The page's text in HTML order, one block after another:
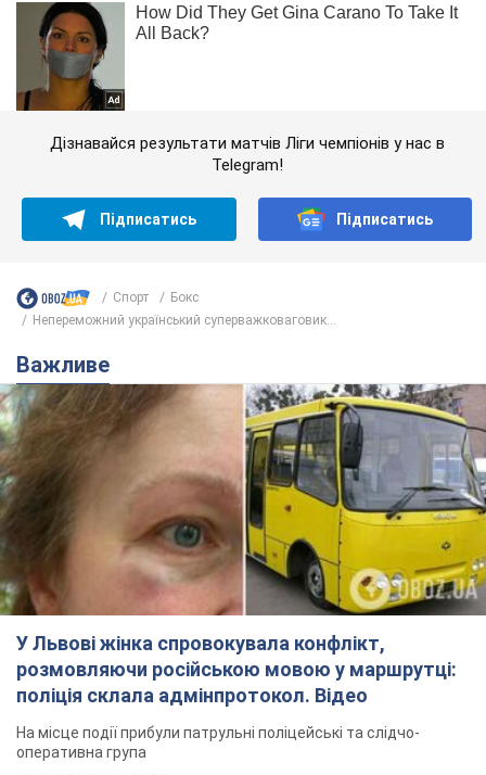
Дізнавайся результати матчів Ліги чемпіонів у нас в
Telegram!
Підписатись Підписатись
Спорт
Бокс
Непереможний український суперважковаговик...
Важливе
У Львові жінка спровокувала конфлікт,
розмовляючи російською мовою у маршрутці:
поліція склала адмінпротокол. Відео
На місце події прибули патрульні поліцейські та слідчо-
оперативна група